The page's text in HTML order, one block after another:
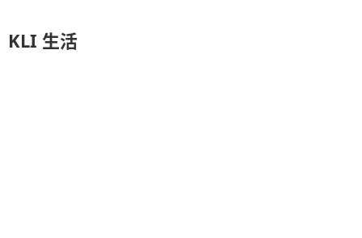
KLI 生活